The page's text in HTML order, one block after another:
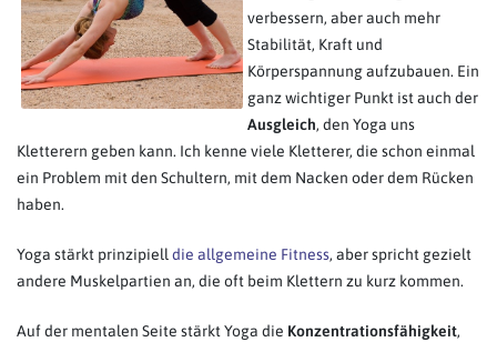
verbessern, aber auch mehr
Stabilität, Kraft und
Körperspannung aufzubauen. Ein
ganz wichtiger Punkt ist auch der
Ausgleich, den Yoga uns
Kletterern geben kann. Ich kenne viele Kletterer, die schon einmal
ein Problem mit den Schultern, mit dem Nacken oder dem Rücken
haben.
Yoga stärkt prinzipiell die allgemeine Fitness, aber spricht gezielt
andere Muskelpartien an, die oft beim Klettern zu kurz kommen.
Auf der mentalen Seite stärkt Yoga die Konzentrationsfähigkeit,